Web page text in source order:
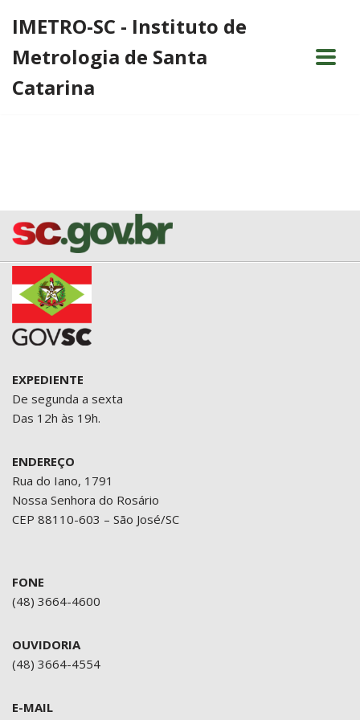
para
o
IMETRO-SC - Instituto de
Metrologia de Santa
Catarina
EXPEDIENTE
De segunda a sexta
Das 12h às 19h.
ENDEREÇO
Rua do Iano, 1791
Nossa Senhora do Rosário
CEP 88110-603 – São José/SC
FONE
(48) 3664-4600
OUVIDORIA
(48) 3664-4554
E-MAIL